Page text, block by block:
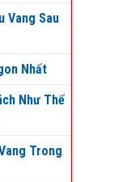
Vang Sau
Nhất
Như Thế
Trong